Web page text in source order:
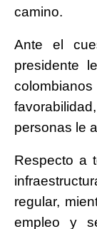
camino.
Ante el
presidente
personas le
Respecto a
regular,
empleo y